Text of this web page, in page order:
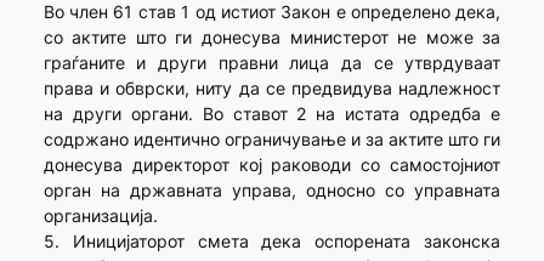
Во член 61 став 1 од истиот Закон е определено дека,
со актите што ги донесува министерот не може за
граѓаните и други правни лица да се утврдуваат
права и обврски, ниту да се предвидува надлежност
на други органи. Во ставот 2 на истата одредба е
содржано идентично ограничување и за актите што ги
донесува директорот кој раководи со самостојниот
орган на државната управа, односно со управната
организација.
5. Иницијаторот смета дека оспорената законска